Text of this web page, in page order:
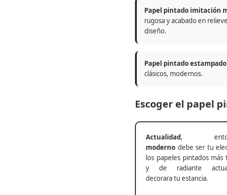
Papel pintado imitación
rugosa y acabado en
diseño.
Papel pintado estampado
clásicos, modernos.
Escoger el papel
Actualidad,
moderno debe ser tu
los papeles pintados más
y de radiante
decorara tu estancia.